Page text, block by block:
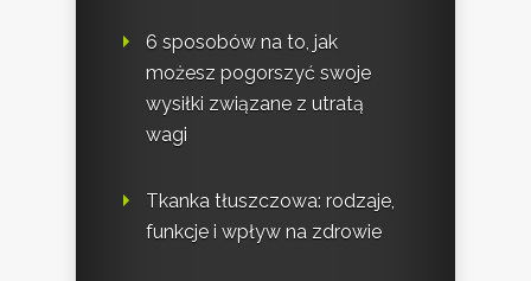
6 sposobów na to, jak
możesz pogorszyć swoje
wysiłki związane z utratą
wagi
Tkanka tłuszczowa: rodzaje,
funkcje i wpływ na zdrowie